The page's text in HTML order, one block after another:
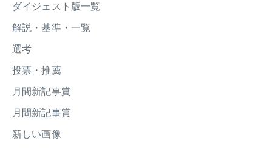
ダイジェスト版一覧
解説・基準・一覧
選考
投票・推薦
月間新記事賞
月間新記事賞
新しい画像